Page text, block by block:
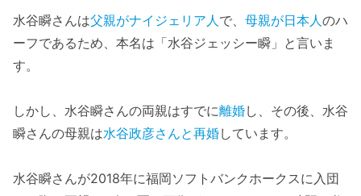
水谷瞬さんは父親がナイジェリア人で、 母親が日本人のハ
ーフであるため、本名は「水谷ジェッシー瞬」と言いま
す。
しかし、水谷瞬さんの両親はすでに離婚し、その後、水谷
瞬さんの母親は水谷政彦さんと再婚しています。
水谷瞬さんが2018年に福岡ソフトバンクホークスに入団